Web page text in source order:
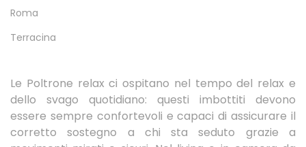
Roma
Terracina
Le Poltrone relax ci ospitano nel tempo del relax e
dello svago quotidiano: questi imbottiti devono
essere sempre confortevoli e capaci di assicurare il
corretto sostegno a chi sta seduto grazie a